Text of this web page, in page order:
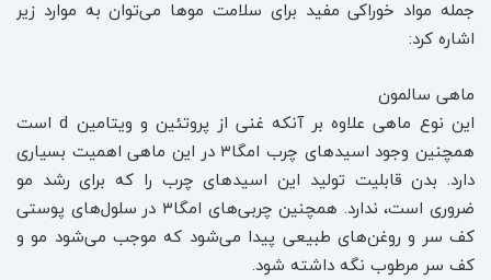
جمله مواد خوراکی مفید برای سلامت موها می‌توان به موارد زیر
اشاره کرد:
ماهی سالمون
این نوع ماهی علاوه بر آنکه غنی از پروتئین و ویتامین d‌ است
همچنین وجود اسیدهای چرب امگا۳ در این ماهی اهمیت بسیاری
دارد. بدن قابلیت تولید این اسیدهای چرب را که برای رشد مو
ضروری است،‌ ندارد. همچنین چربی‌های امگا۳ در سلول‌های پوستی
کف سر و روغن‌های طبیعی پیدا می‌شود که موجب می‌شود مو و
کف سر مرطوب نگه داشته شود.